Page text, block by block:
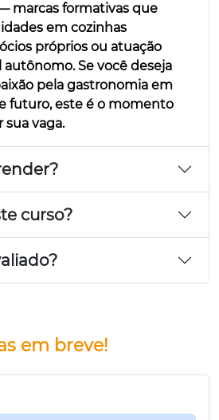
marcas formativas que
em cozinhas
próprios ou atuação
Se você deseja
pela gastronomia em
futuro, este é o momento
sua vaga.
curso?
em breve!